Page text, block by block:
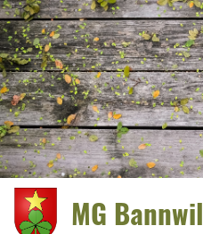
MG Bannwil